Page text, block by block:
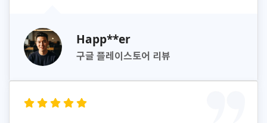
Happ**er
구글 플레이스토어 리뷰